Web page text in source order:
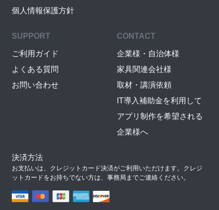
個人情報保護方針
SUPPORT
ご利用ガイド
よくある質問
お問い合わせ
CONTACT
企業様・自治体様
家具関連会社様
取材・講演依頼
IT導入補助金を利用して
アプリ制作を希望される
企業様へ
決済方法
お支払いは、クレジットカード決済がご利用いただけます。クレジ
ットカードをお持ちでない方は、事務局までご連絡ください。